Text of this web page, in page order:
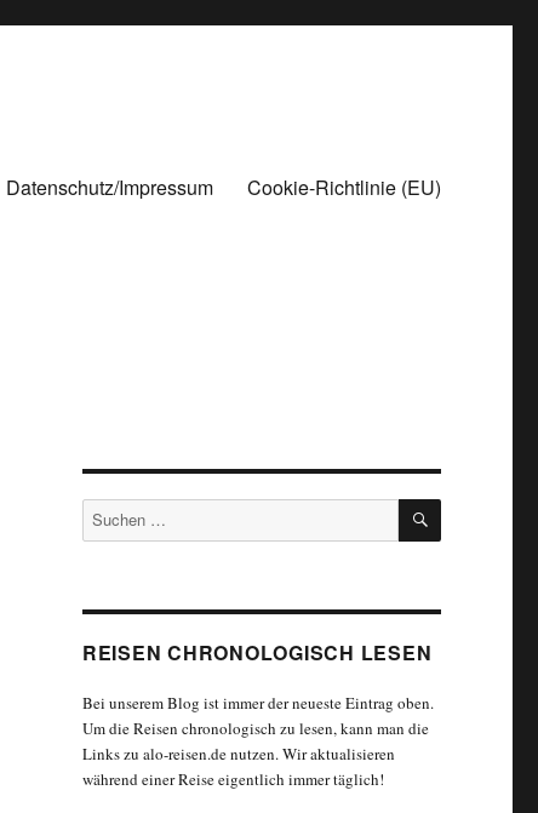
Datenschutz/Impressum Cookie-Richtlinie (EU)
Suchen
nach:
SUCHEN
REISEN CHRONOLOGISCH LESEN
Bei unserem Blog ist immer der neueste Eintrag oben.
Um die Reisen chronologisch zu lesen, kann man die
Links zu alo-reisen.de nutzen. Wir aktualisieren
während einer Reise eigentlich immer täglich!